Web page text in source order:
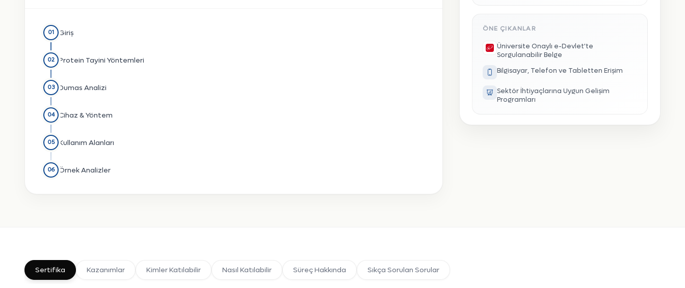
01 Giriş
02 Protein Tayini Yöntemleri
03 Dumas Analizi
04 Cihaz & Yöntem
05 Kullanım Alanları
06 Örnek Analizler
ÖNE ÇIKANLAR
Üniversite Onaylı e-Devlet'te
Sorgulanabilir Belge
Bilgisayar, Telefon ve Tabletten Erişim
Sektör İhtiyaçlarına Uygun Gelişim
Programları
Sertifika Kazanımlar Kimler Katılabilir Nasıl Katılabilir Süreç Hakkında Sıkça Sorulan Sorular